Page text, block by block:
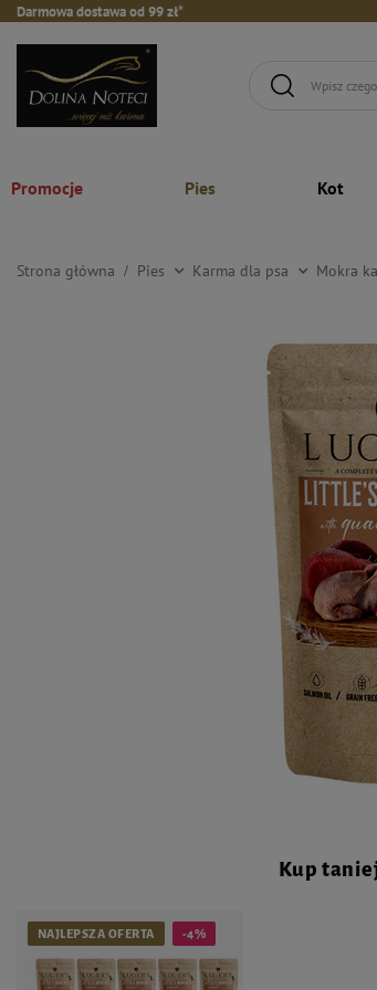
Darmowa dostawa od 99 zł*
Promocje Pies Kot
Strona główna Pies Karma dla psa Mokra
Kup
NAJLEPSZA OFERTA -4%